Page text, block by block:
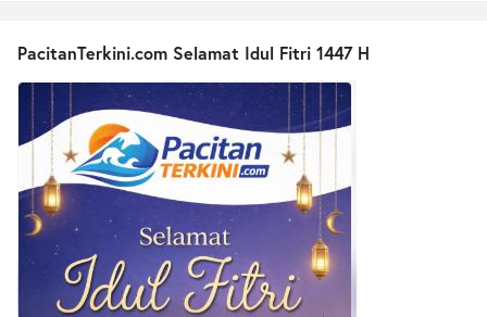
PacitanTerkini.com Selamat Idul Fitri 1447 H